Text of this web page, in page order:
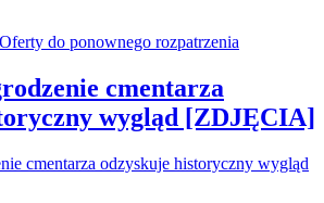
cmentarza
wygląd [ZDJĘCIA]